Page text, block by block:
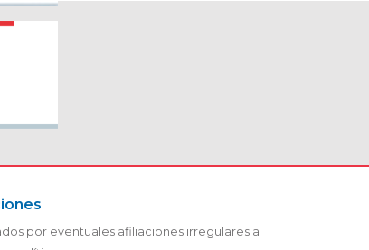
por eventuales afiliaciones irregulares a